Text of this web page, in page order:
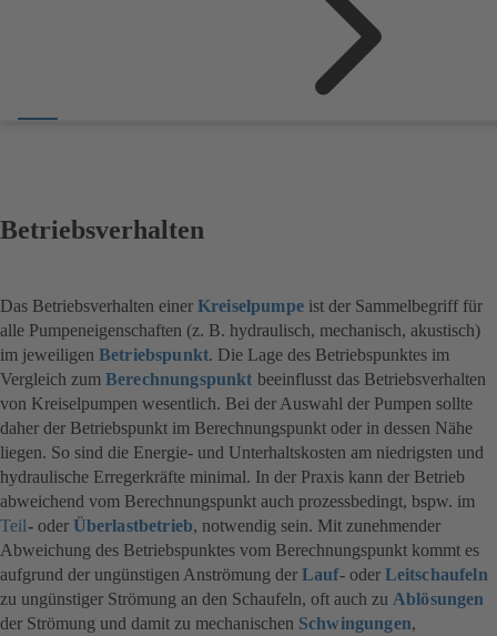
Betriebsverhalten
Das Betriebsverhalten einer Kreiselpumpeist der Sammelbegriff für
alle Pumpeneigenschaften (z. B. hydraulisch, mechanisch, akustisch)
im jeweiligen Betriebspunkt. Die Lage des Betriebspunktes im
Vergleich zum Berechnungspunkt beeinflusst das Betriebsverhalten
von Kreiselpumpen wesentlich. Bei der Auswahl der Pumpen sollte
daher der Betriebspunkt im Berechnungspunkt oder in dessen Nähe
liegen. So sind die Energie- und Unterhaltskosten am niedrigsten und
hydraulische Erregerkräfte minimal. In der Praxis kann der Betrieb
abweichend vom Berechnungspunkt auch prozessbedingt, bspw. im
Teil-oder Überlastbetrieb, notwendig sein. Mit zunehmender
Abweichung des Betriebspunktes vom Berechnungspunkt kommt es
aufgrund der ungünstigen Anströmung der Lauf- oder Leitschaufeln
zu ungünstiger Strömung an den Schaufeln, oft auch zu Ablösungen
der Strömung und damit zu mechanischen Schwingungen,